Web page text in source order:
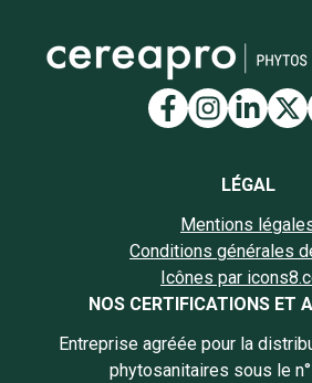
Lien vers la
LienLien
LÉGAL
Mentions
Conditions générales
Icônes par
NOS CERTIFICATIONS ET
Entreprise agréée pour la
phytosanitaires sous le